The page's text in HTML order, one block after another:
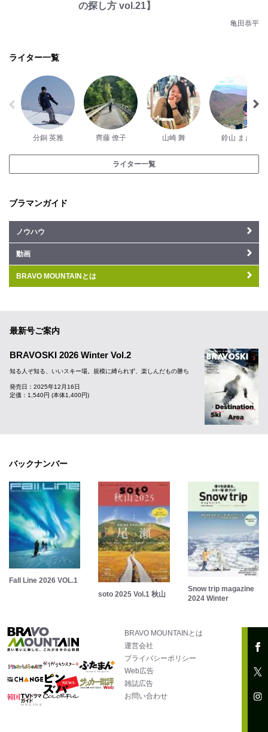
の探し方 vol.21】
亀田恭平
ライター一覧
分銅 英雅 齊藤 僚子 山崎 舞 鈴山 まき
ライター一覧
ブラマンガイド
ノウハウ
動画
BRAVO MOUNTAINとは
最新号ご案内
BRAVOSKI 2026 Winter Vol.2
知る人ぞ知る、いいスキー場。規模に縛られず、楽しんだもの勝ち
発売日：2025年12月16日
定価：1,540円 (本体1,400円)
バックナンバー
Fall Line 2026 VOL.1
soto 2025 Vol.1 秋山
Snow trip magazine
2024 Winter
BRAVO MOUNTAINとは
運営会社
プライバシーポリシー
Web広告
雑誌広告
お問い合わせ